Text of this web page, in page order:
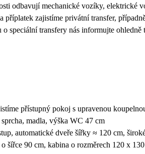
odbavují mechanické vozíky, elektrické
příplatek zajistíme privátní transfer,
o speciální transfery nás informujte
přístupný pokoj s upravenou
madla, výška WC 47 cm
automatické dveře šířky ≈ 120 cm,
šířce 90 cm, kabina o rozměrech 120 x